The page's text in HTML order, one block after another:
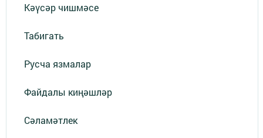
Кәүсәр чишмәсе
Табигать
Русча язмалар
Файдалы киңәшләр
Сәламәтлек